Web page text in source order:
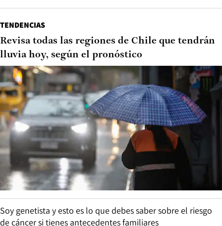
TENDENCIAS
Revisa todas las regiones de Chile que tendrán
lluvia hoy, según el pronóstico
Soy genetista y esto es lo que debes saber sobre el riesgo
de cáncer si tienes antecedentes familiares